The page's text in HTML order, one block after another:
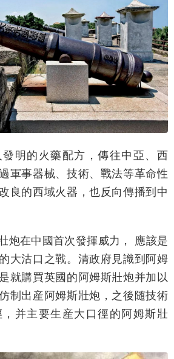
明的火藥配方，傳往中亞、西
軍事器械、技術、戰法等革命性
良的西域火器，也反向傳播到中
炮在中國首次發揮威力， 應該是
大沽口之戰。清政府見識到阿姆
就購買英國的阿姆斯壯炮并加以
制出産阿姆斯壯炮，之後随技術
并主要生産大口徑的阿姆斯壯